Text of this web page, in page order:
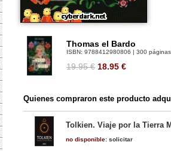
Thomas el Bardo
ISBN: 9788412980806 | 300
19.95 € 18.95 €
Quienes compraron este producto
Tolkien. Viaje por la Tierra
no disponible: solicitar